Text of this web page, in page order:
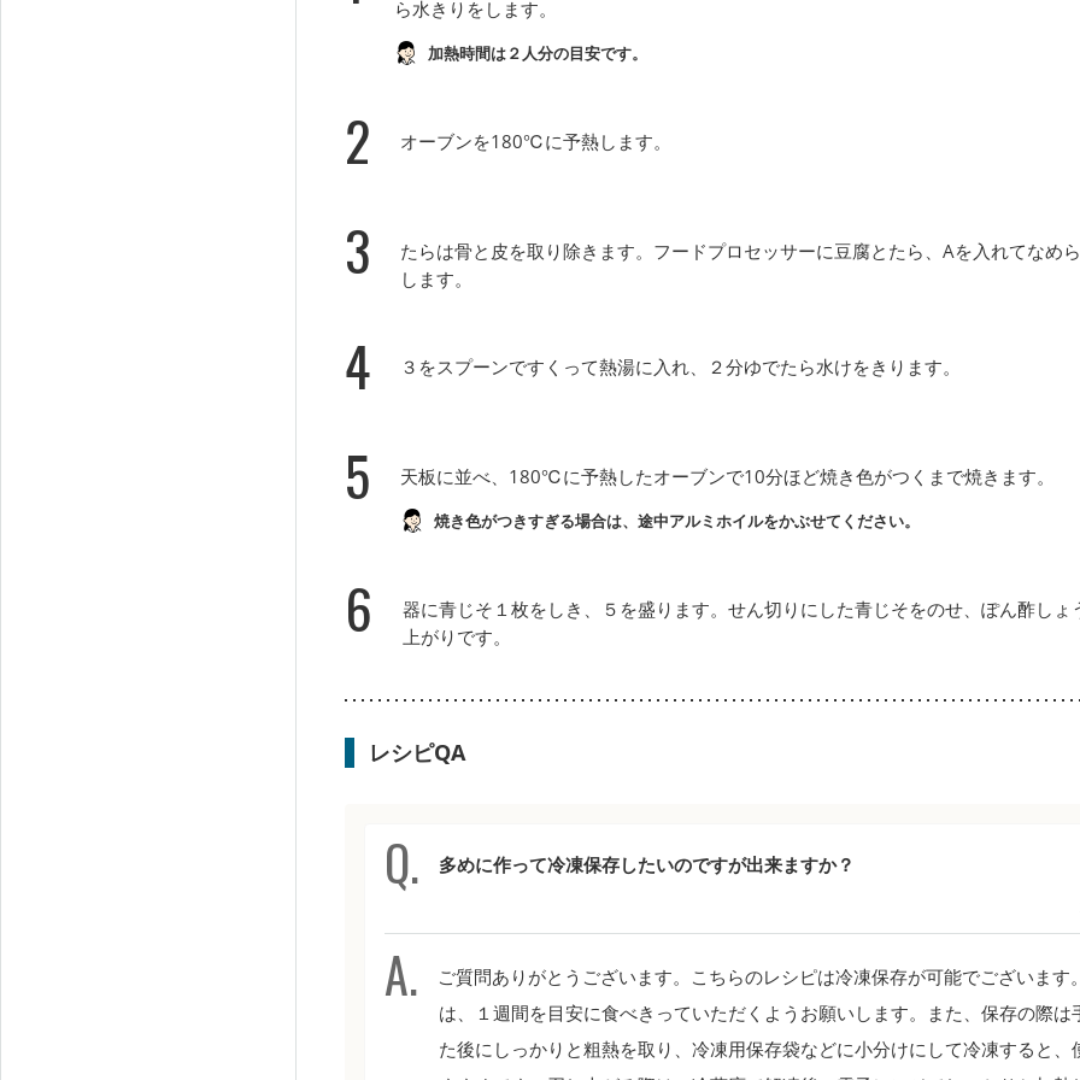
ら水きりをします。
加熱時間は２人分の目安です。
2 オーブンを180℃に予熱します。
3
たらは骨と皮を取り除きます。フードプロセッサーに豆腐とたら、Aを入れてなめ
します。
4 ３をスプーンですくって熱湯に入れ、２分ゆでたら水けをきります。
5 天板に並べ、180℃に予熱したオーブンで10分ほど焼き色がつくまで焼きます。
焼き色がつきすぎる場合は、途中アルミホイルをかぶせてください。
6
器に青じそ１枚をしき、５を盛ります。せん切りにした青じそをのせ、ぽん酢しょ
上がりです。
レシピQA
多めに作って冷凍保存したいのですが出来ますか？
ご質問ありがとうございます。こちらのレシピは冷凍保存が可能でございます
は、１週間を目安に食べきっていただくようお願いします。また、保存の際は
た後にしっかりと粗熱を取り、冷凍用保存袋などに小分けにして冷凍すると、